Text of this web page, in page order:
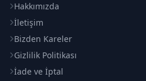
Hakkımızda
İletişim
Bizden Kareler
Gizlilik Politikası
İade ve İptal